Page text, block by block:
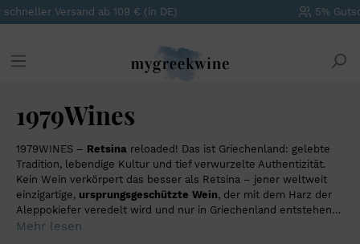
5% Gutschein fürNewsletter Abonnenten
1979Wines
1979WINES – Retsina reloaded! Das ist Griechenland: gelebte
Tradition, lebendige Kultur und tief verwurzelte Authentizität.
Kein Wein verkörpert das besser als Retsina – jener weltweit
einzigartige, ursprungsgeschützte Wein, der mit dem Harz der
Aleppokiefer veredelt wird und nur in Griechenland entstehen
darf. Retsina Wein ist weit mehr als ein besonderes
Mehr lesen